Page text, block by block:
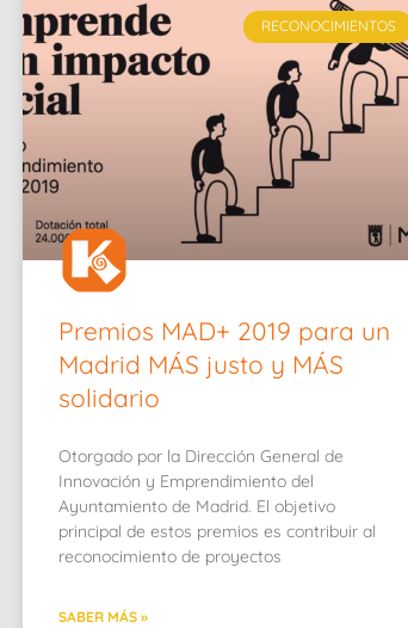
RECONOCIMIENTOS
Premios MAD+ 2019 para un
Madrid MÁS justo y MÁS
solidario
Otorgado por la Dirección General de
Innovación y Emprendimiento del
Ayuntamiento de Madrid. El objetivo
principal de estos premios es contribuir al
reconocimiento de proyectos
SABER MÁS »